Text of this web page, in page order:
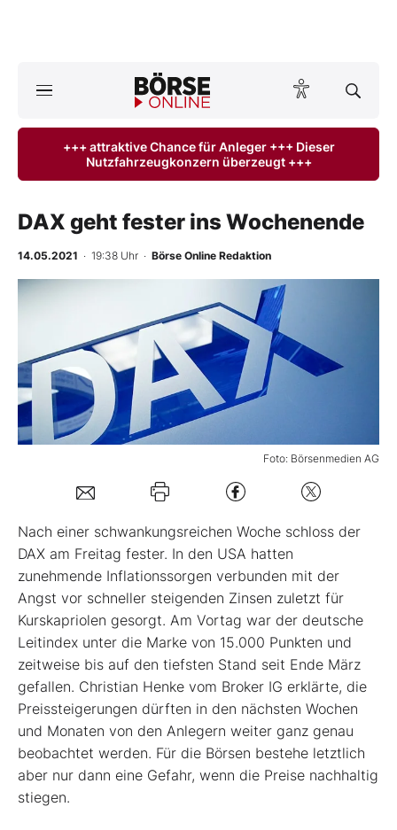
ktuelle Ausgabe BÖRSE ONLINE lesen
Anlageprodukte
Finanz-Check
BO-Musterdepots
Experten
Mein B:O
Mein Konto
Folgen Sie uns
Kontakt
+++ attraktive Chance für Anleger +++ Dieser
Nutzfahrzeugkonzern überzeugt +++
DAX geht fester ins Wochenende
14.05.2021 · 19:38 Uhr · Börse Online Redaktion
Foto: Börsenmedien AG
Nach einer schwankungsreichen Woche schloss der
DAX am Freitag fester. In den USA hatten
zunehmende Inflationssorgen verbunden mit der
Angst vor schneller steigenden Zinsen zuletzt für
Kurskapriolen gesorgt. Am Vortag war der deutsche
Leitindex unter die Marke von 15.000 Punkten und
zeitweise bis auf den tiefsten Stand seit Ende März
gefallen. Christian Henke vom Broker IG erklärte, die
Preissteigerungen dürften in den nächsten Wochen
und Monaten von den Anlegern weiter ganz genau
beobachtet werden. Für die Börsen bestehe letztlich
aber nur dann eine Gefahr, wenn die Preise nachhaltig
stiegen.